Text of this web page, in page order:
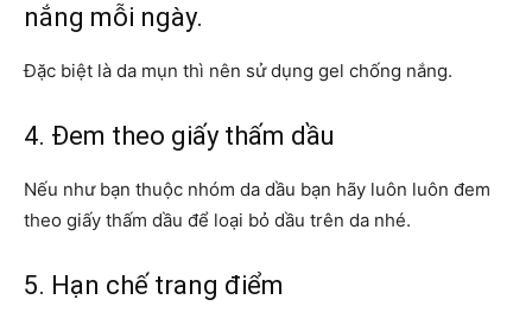
nắng mỗi ngày.
Đặc biệt là da mụn thì nên sử dụng gel chống nắng.
4. Đem theo giấy thấm dầu
Nếu như bạn thuộc nhóm da dầu bạn hãy luôn luôn đem
theo giấy thấm dầu để loại bỏ dầu trên da nhé.
5. Hạn chế trang điểm